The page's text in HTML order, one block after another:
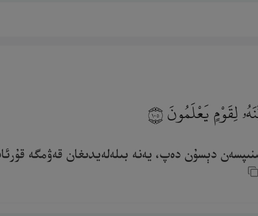
لِقَوْمٍ يَعْلَمُونَ ١٠٥
دېسۇن دەپ، يەنە بىلەلەيدىغان قەۋمگە